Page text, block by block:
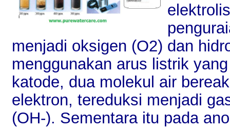
menjadi oksigen (O2) dan
menggunakan arus listrik
katode, dua molekul air
elektron, tereduksi menjadi
(OH-). Sementara itu pada